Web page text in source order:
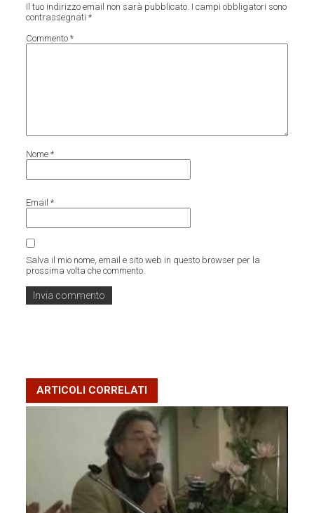
Il tuo indirizzo email non sarà pubblicato. I campi obbligatori sono
contrassegnati*
Commento*
Nome*
Email*
Salva il mio nome, email e sito web in questo browser per la
prossima volta che commento.
ARTICOLI CORRELATI